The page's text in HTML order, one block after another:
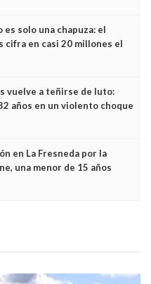
es solo una chapuza: el
cifra en casi 20 millones el
que no cabían por los
vuelve a teñirse de luto:
años en un violento choque
en La Fresneda por la
una menor de 15 años